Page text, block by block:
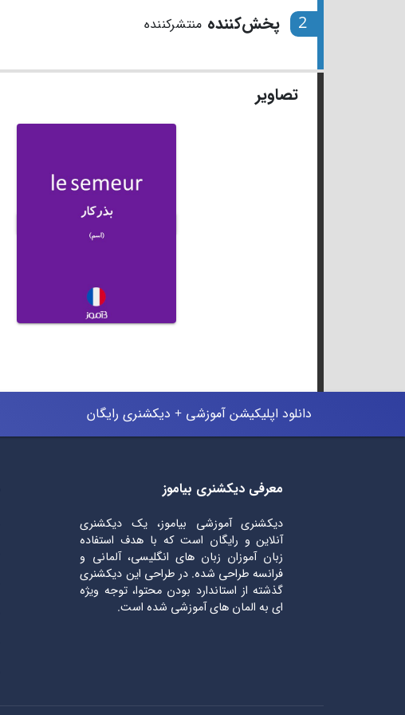
2 پخش‌کننده منتشرکننده
تصاویر
دانلود اپلیکیشن آموزشی + دیکشنری رایگان
معرفی دیکشنری بیاموز
دیکشنری آموزشی بیاموز، یک دیکشنری
آنلاین و رایگان است که با هدف استفاده
زبان آموزان زبان های انگلیسی، آلمانی و
فرانسه طراحی شده. در طراحی این دیکشنری
گذشته از استاندارد بودن محتوا، توجه ویژه
ای به المان های آموزشی شده است.